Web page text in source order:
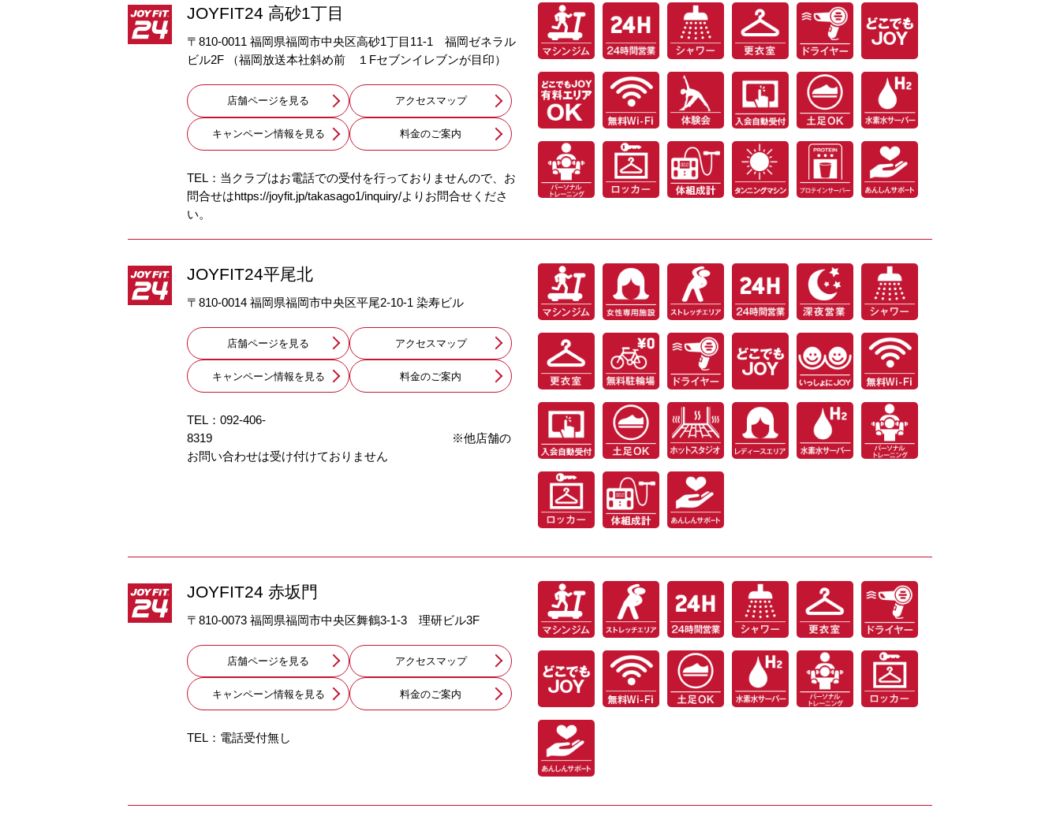
JOYFIT24 高砂1丁目
〒810-0011 福岡県福岡市中央区高砂1丁目11-1 福岡ゼネラル
ビル2F （福岡放送本社斜め前 １Fセブンイレブンが目印）
店舗ページを見る アクセスマップ
キャンペーン情報を見る 料⾦のご案内
TEL：当クラブはお電話での受付を行っておりませんので、お
問合せはhttps://joyfit.jp/takasago1/inquiry/よりお問合せくださ
い。
JOYFIT24平尾北
〒810-0014 福岡県福岡市中央区平尾2-10-1 染寿ビル
店舗ページを見る アクセスマップ
キャンペーン情報を見る 料⾦のご案内
TEL：092-406-
8319 ※他店舗の
お問い合わせは受け付けておりません
JOYFIT24 赤坂門
〒810-0073 福岡県福岡市中央区舞鶴3-1-3 理研ビル3F
店舗ページを見る アクセスマップ
キャンペーン情報を見る 料⾦のご案内
TEL：電話受付無し